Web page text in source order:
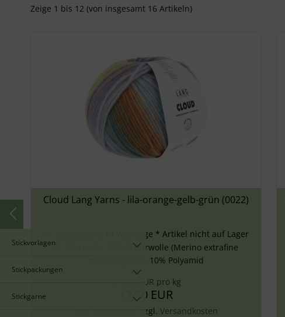
Stickvorlagen
Stickpackungen
Stickgarne
Zeige 1 bis 12 (von insgesamt 16 Artikeln)
Cloud Lang Yarns - lila-orange-gelb-grün (0022)
5-14 Werktage * Artikel nicht auf Lager
90% Schurwolle (Merino extrafine
mulesing free), 10% Polyamid
171,00 EUR pro kg
17,10 EUR
inkl. 19 % MwSt. zzgl. Versandkosten